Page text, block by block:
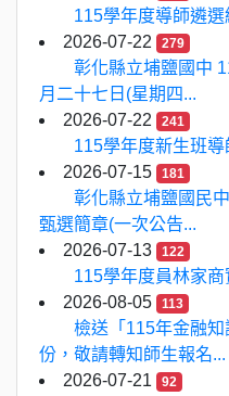
115學年度導師遴選
2026-07-22
279
彰化縣立埔鹽國中
月二十七日(星期四...
2026-07-22
241
115學年度新生班
2026-07-15
181
彰化縣立埔鹽國民
甄選簡章(一次公告...
2026-07-13
122
115學年度員林家
2026-08-05
113
檢送「115年金融
份，敬請轉知師生報名...
2026-07-21
92